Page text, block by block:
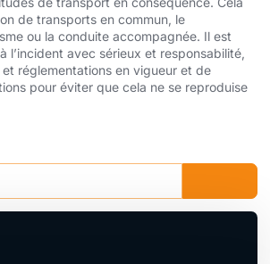
de transports en commun, le
ou la conduite accompagnée. Il est
l’incident avec sérieux et responsabilité,
réglementations en vigueur et de
pour éviter que cela ne se reproduise